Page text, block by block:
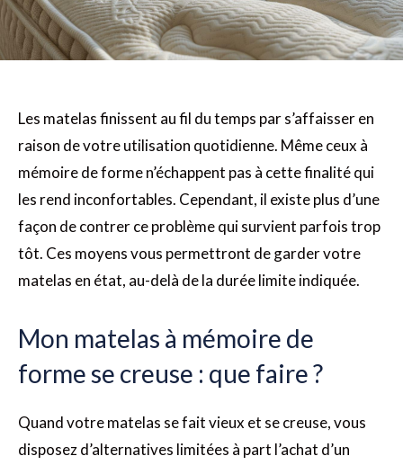
Les matelas finissent au fil du temps par s’affaisser en
raison de votre utilisation quotidienne. Même ceux à
mémoire de forme n’échappent pas à cette finalité qui
les rend inconfortables. Cependant, il existe plus d’une
façon de contrer ce problème qui survient parfois trop
tôt. Ces moyens vous permettront de garder votre
matelas en état, au-delà de la durée limite indiquée.
Mon matelas à mémoire de
forme se creuse : que faire ?
Quand votre matelas se fait vieux et se creuse, vous
disposez d’alternatives limitées à part l’achat d’un